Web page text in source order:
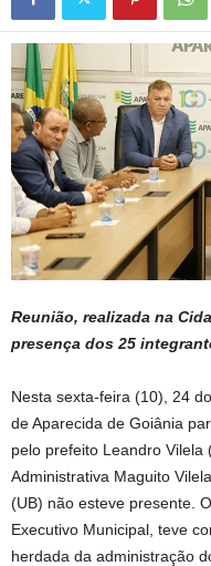
Reunião, realizada na
presença dos 25
Nesta sexta-feira (10), 24
de Aparecida de Goiânia
pelo prefeito Leandro Vilela
Administrativa Maguito
(UB) não esteve presente.
Executivo Municipal, teve
herdada da administração